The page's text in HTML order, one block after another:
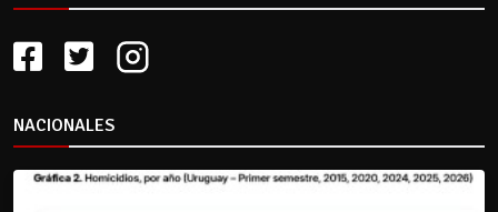
NACIONALES